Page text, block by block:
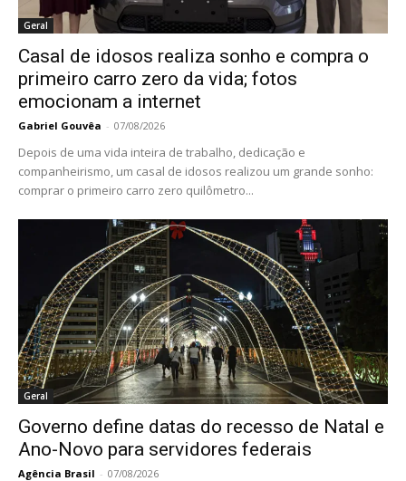
Geral
Casal de idosos realiza sonho e compra o
primeiro carro zero da vida; fotos
emocionam a internet
Gabriel Gouvêa - 07/08/2026
Depois de uma vida inteira de trabalho, dedicação e
companheirismo, um casal de idosos realizou um grande sonho:
comprar o primeiro carro zero quilômetro...
Geral
Governo define datas do recesso de Natal e
Ano-Novo para servidores federais
Agência Brasil - 07/08/2026